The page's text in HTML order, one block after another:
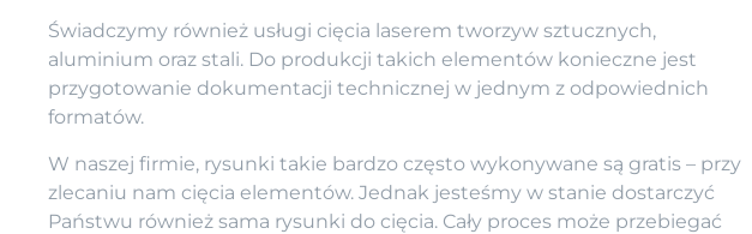
Świadczymy również usługi cięcia laserem tworzyw sztucznych,
aluminium oraz stali. Do produkcji takich elementów konieczne jest
przygotowanie dokumentacji technicznej w jednym z odpowiednich
formatów.
W naszej firmie, rysunki takie bardzo często wykonywane są gratis – przy
zlecaniu nam cięcia elementów. Jednak jesteśmy w stanie dostarczyć
Państwu również sama rysunki do cięcia. Cały proces może przebiegać